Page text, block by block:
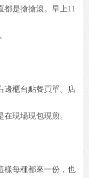
都是搶搶滾。早上11
邊櫃台點餐買單。店
現場現包現煎。
樣每種都來一份，也